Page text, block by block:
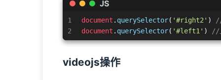
JS
1
2
document . querySelector( '#right2' )
document . querySelector( '#left1' ) //
videojs操作